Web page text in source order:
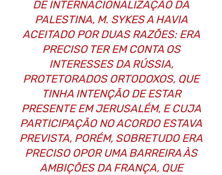
DE INTERNACIONALIZAÇÃO DA
PALESTINA, M. SYKES A HAVIA
ACEITADO POR DUAS RAZÕES: ERA
PRECISO TER EM CONTA OS
INTERESSES DA RÚSSIA,
PROTETORADOS ORTODOXOS, QUE
TINHA INTENÇÃO DE ESTAR
PRESENTE EM JERUSALÉM, E CUJA
PARTICIPAÇÃO NO ACORDO ESTAVA
PREVISTA, PORÉM, SOBRETUDO ERA
PRECISO OPOR UMA BARREIRA ÀS
AMBIÇÕES DA FRANÇA, QUE